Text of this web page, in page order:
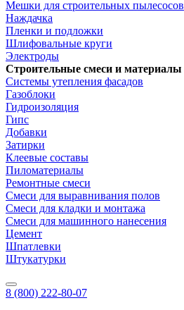
Мешки для строительных пылесосов
Наждачка
Пленки и подложки
Шлифовальные круги
Электроды
Строительные смеси и материалы
Системы утепления фасадов
Газоблоки
Гидроизоляция
Гипс
Добавки
Затирки
Клеевые составы
Пиломатериалы
Ремонтные смеси
Смеси для выравнивания полов
Смеси для кладки и монтажа
Смеси для машинного нанесения
Цемент
Шпатлевки
Штукатурки
8 (800) 222-80-07